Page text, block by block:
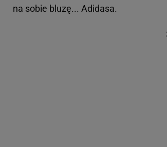
na sobie bluzę... Adidasa.